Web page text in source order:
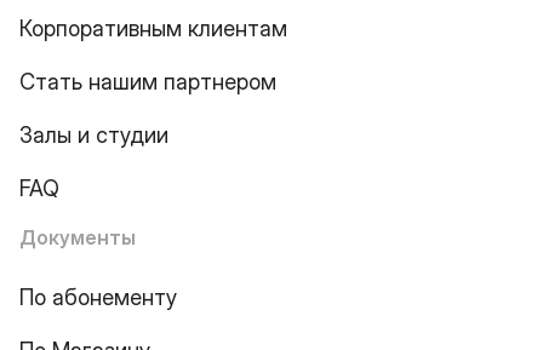
Корпоративным клиентам
Стать нашим партнером
Залы и студии
FAQ
Документы
По абонементу